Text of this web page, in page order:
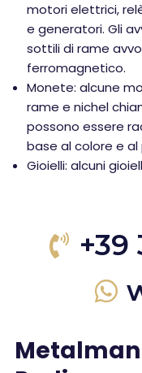
motori elettrici,
e generatori. Gli
sottili di rame
ferromagnetico.
Monete: alcune
rame e nichel
possono essere
base al colore e al
Gioielli: alcuni
+39